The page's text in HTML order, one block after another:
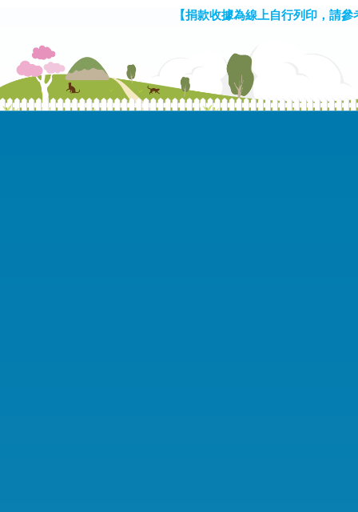
【捐款收據為線上自行列印，請參